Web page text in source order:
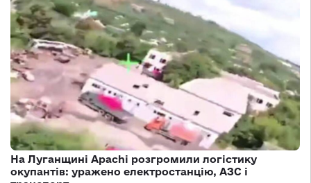
На Луганщині Apachi розгромили логістику
окупантів: уражено електростанцію, АЗС і